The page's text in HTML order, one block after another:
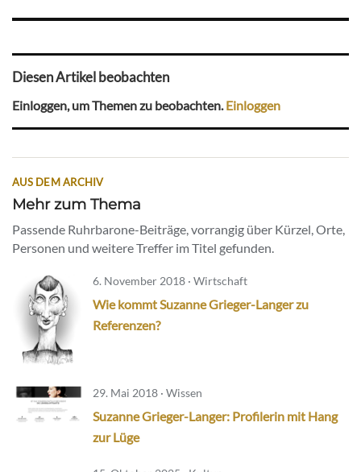
Diesen Artikel beobachten
Einloggen, um Themen zu beobachten.Einloggen
AUS DEM ARCHIV
Mehr zum Thema
Passende Ruhrbarone-Beiträge, vorrangig über Kürzel, Orte,
Personen und weitere Treffer im Titel gefunden.
6. November 2018 · Wirtschaft
Wie kommt Suzanne Grieger-Langer zu
Referenzen?
29. Mai 2018 · Wissen
Suzanne Grieger-Langer: Profilerin mit Hang
zur Lüge